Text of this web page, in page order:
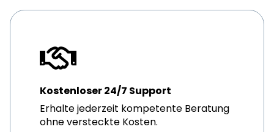
Kostenloser 24/7 Support
Erhalte jederzeit kompetente Beratung
ohne versteckte Kosten.